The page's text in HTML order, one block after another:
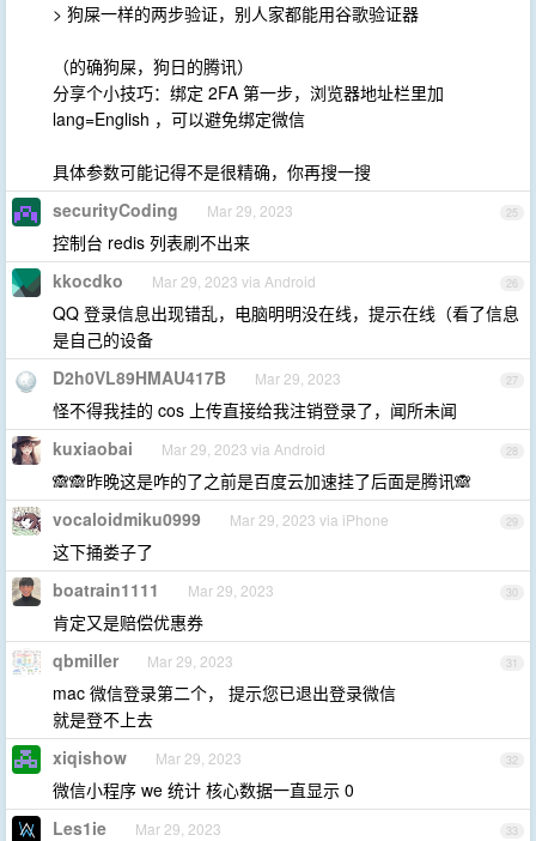
> 狗屎一样的两步验证，别人家都能用谷歌验证器
（的确狗屎，狗日的腾讯）
分享个小技巧：绑定 2FA 第一步，浏览器地址栏里加
lang=English ，可以避免绑定微信
具体参数可能记得不是很精确，你再搜一搜
25
securityCoding Mar 29, 2023
控制台 redis 列表刷不出来
26
kkocdko Mar 29, 2023 via Android
QQ 登录信息出现错乱，电脑明明没在线，提示在线（看了信息
是自己的设备
27
D2h0VL89HMAU417B Mar 29, 2023
怪不得我挂的 cos 上传直接给我注销登录了，闻所未闻
28
kuxiaobai Mar 29, 2023 via Android
🙈🙈昨晚这是咋的了之前是百度云加速挂了后面是腾讯🙈
29
vocaloidmiku0999 Mar 29, 2023 via iPhone
这下捅娄子了
30
boatrain1111 Mar 29, 2023
肯定又是赔偿优惠券
31
qbmiller Mar 29, 2023
mac 微信登录第二个， 提示您已退出登录微信
就是登不上去
32
xiqishow Mar 29, 2023
微信小程序 we 统计 核心数据一直显示 0
33
Les1ie Mar 29, 2023